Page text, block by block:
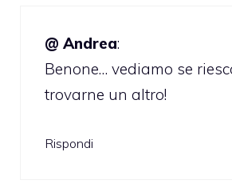
@ Andrea:
Benone… vediamo se
trovarne un altro!
Rispondi